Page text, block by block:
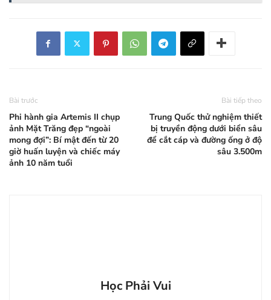
Bài trước
Phi hành gia Artemis II chụp
ảnh Mặt Trăng đẹp “ngoài
mong đợi”: Bí mật đến từ 20
giờ huấn luyện và chiếc máy
ảnh 10 năm tuổi
Bài tiếp theo
Trung Quốc thử nghiệm thiết
bị truyền động dưới biển sâu
để cắt cáp và đường ống ở độ
sâu 3.500m
Học Phải Vui